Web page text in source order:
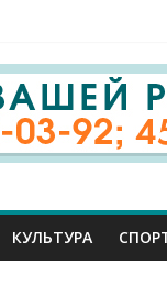
предлогом ввоза
физкультурника
КУЛЬТУРА